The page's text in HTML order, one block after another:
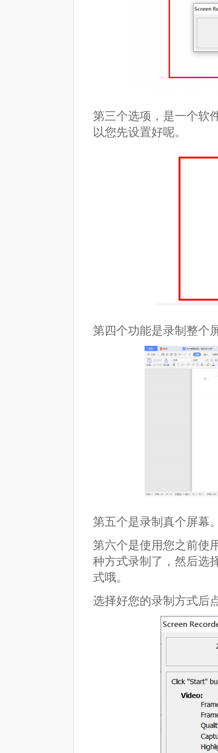
第三个选项，是一个软
以您先设置好呢。
第四个功能是录制整个
第五个是录制真个屏幕
第六个是使用您之前使
种方式录制了，然后选
式哦。
选择好您的录制方式后